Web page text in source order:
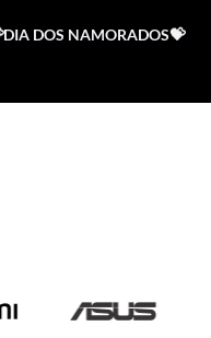
DOS NAMORADOS💝